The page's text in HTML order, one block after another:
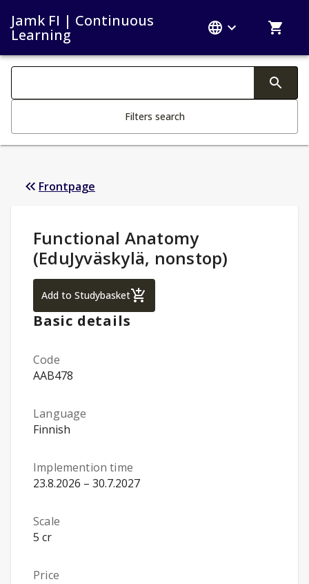
Jamk FI | Continuous
Learning
Search filters
Filters search
Frontpage
Study Details:
Functional Anatomy
(EduJyväskylä, nonstop)
Add to StudybasketFunctional Anatomy (EduJyväskylä,
Basic details
Code
AAB478
Language
Finnish
Implemention time
23.8.2026 – 30.7.2027
Scale
5 cr
Price